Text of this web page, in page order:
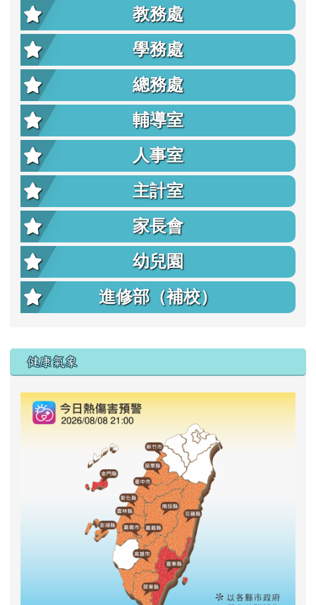
教務處
學務處
總務處
輔導室
人事室
主計室
家長會
幼兒園
進修部（補校）
右邊區域內容
健康氣象